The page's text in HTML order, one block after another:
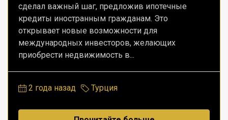
сделал важный шаг, предложив ипотечные
кредиты иностранным гражданам. Это
открывает новые возможности для
международных инвесторов, желающих
приобрести недвижимость в...
2 года назад Турция